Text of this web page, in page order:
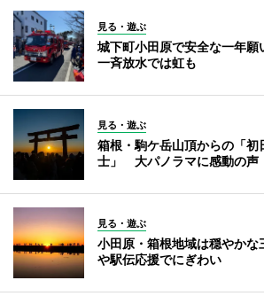
見る・遊ぶ
城下町小田原で安全な一年
一斉放水では虹も
見る・遊ぶ
箱根・駒ケ岳山頂からの「初
士」 大パノラマに感動の声
見る・遊ぶ
小田原・箱根地域は穏やか
や駅伝応援でにぎわい